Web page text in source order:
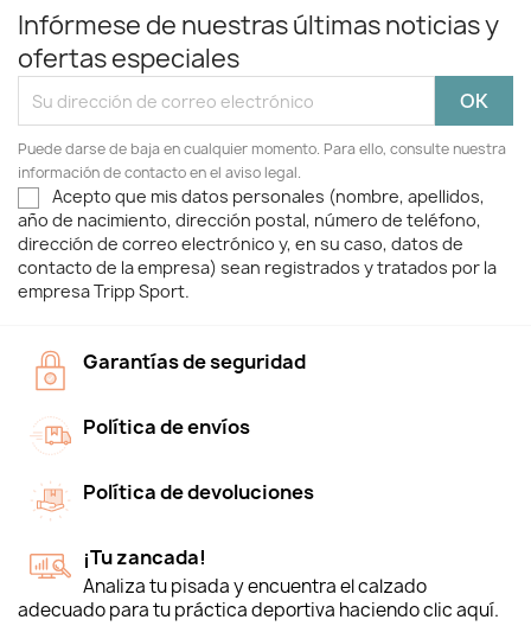
Infórmese de nuestras últimas noticias y
ofertas especiales
Puede darse de baja en cualquier momento. Para ello, consulte nuestra
información de contacto en el aviso legal.
Acepto que mis datos personales (nombre, apellidos,
año de nacimiento, dirección postal, número de teléfono,
dirección de correo electrónico y, en su caso, datos de
contacto de la empresa) sean registrados y tratados por la
empresa Tripp Sport.
Garantías de seguridad
Política de envíos
Política de devoluciones
¡Tu zancada!
Analiza tu pisada y encuentra el calzado
adecuado para tu práctica deportiva haciendo clic aquí.